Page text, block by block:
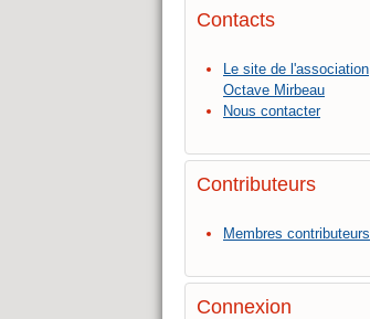
Contacts
Le site de l'association
Octave Mirbeau
Nous contacter
Contributeurs
Membres contributeurs
Connexion